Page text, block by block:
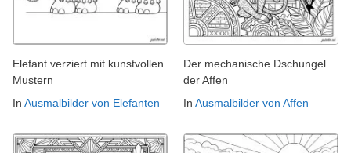
Elefant verziert mit kunstvollen
Mustern
In Ausmalbilder von Elefanten
Der mechanische Dschungel
der Affen
In Ausmalbilder von Affen